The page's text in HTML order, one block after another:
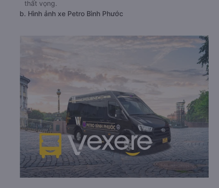
thất vọng.
b. Hình ảnh xe Petro Bình Phước